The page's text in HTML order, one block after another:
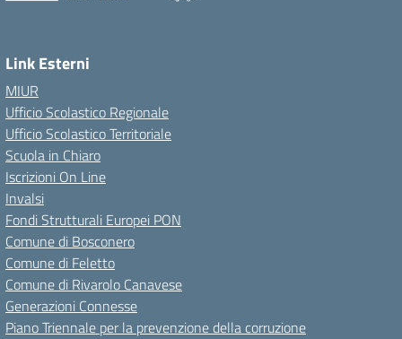
Link Esterni
MIUR
Ufficio Scolastico Regionale
Ufficio Scolastico Territoriale
Scuola in Chiaro
Iscrizioni On Line
Invalsi
Fondi Strutturali Europei PON
Comune di Bosconero
Comune di Feletto
Comune di Rivarolo Canavese
Generazioni Connesse
Piano Triennale per la prevenzione della corruzione